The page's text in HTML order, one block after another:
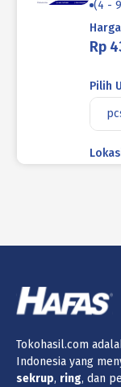
(4 -
Harga
Rp
Pilih
Tokohasil.com
Indonesia yang
sekrup, ring, dan